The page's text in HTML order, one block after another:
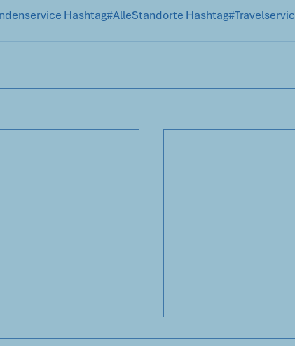
Hashtag#AlleStandorte Hashtag#Travelservic